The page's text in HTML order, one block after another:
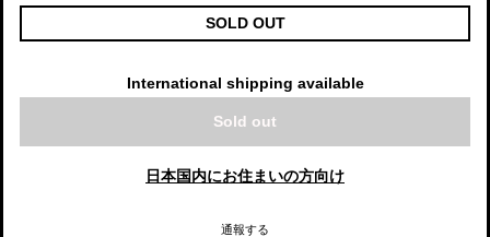
SOLD OUT
International shipping available
Sold out
日本国内にお住まいの方向け
通報する